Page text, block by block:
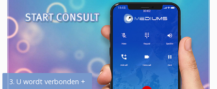
3. U wordt verbonden +